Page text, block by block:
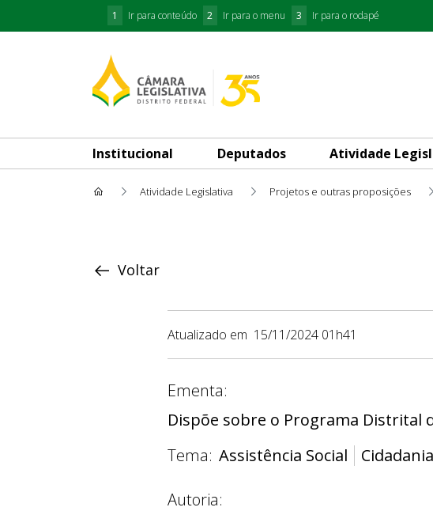
1 Ir para conteúdo 2 Ir para o menu 3 Ir para o rodapé
Institucional Deputados Atividade
Atividade Legislativa Projetos e outras proposições
Voltar
Atualizado em 15/11/2024 01h41
Ementa:
Dispõe sobre o Programa Distrital
Tema: Assistência Social Cidadania
Autoria: